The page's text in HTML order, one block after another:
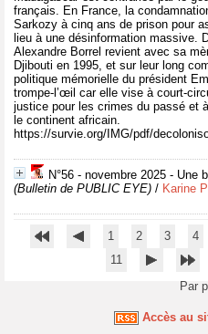
français. En France, la
Sarkozy à cinq ans de prison pour
lieu à une désinformation massive.
Alexandre Borrel revient avec sa
Djibouti en 1995, et sur leur long
politique mémorielle du président
trompe-l’œil car elle vise à court-
justice pour les crimes du passé et
le continent africain.
https://survie.org/IMG/pdf/
N°56 - novembre 2025 - Une
(Bulletin de PUBLIC EYE) / Karine
1 2 3 4
11
Par
Accès au